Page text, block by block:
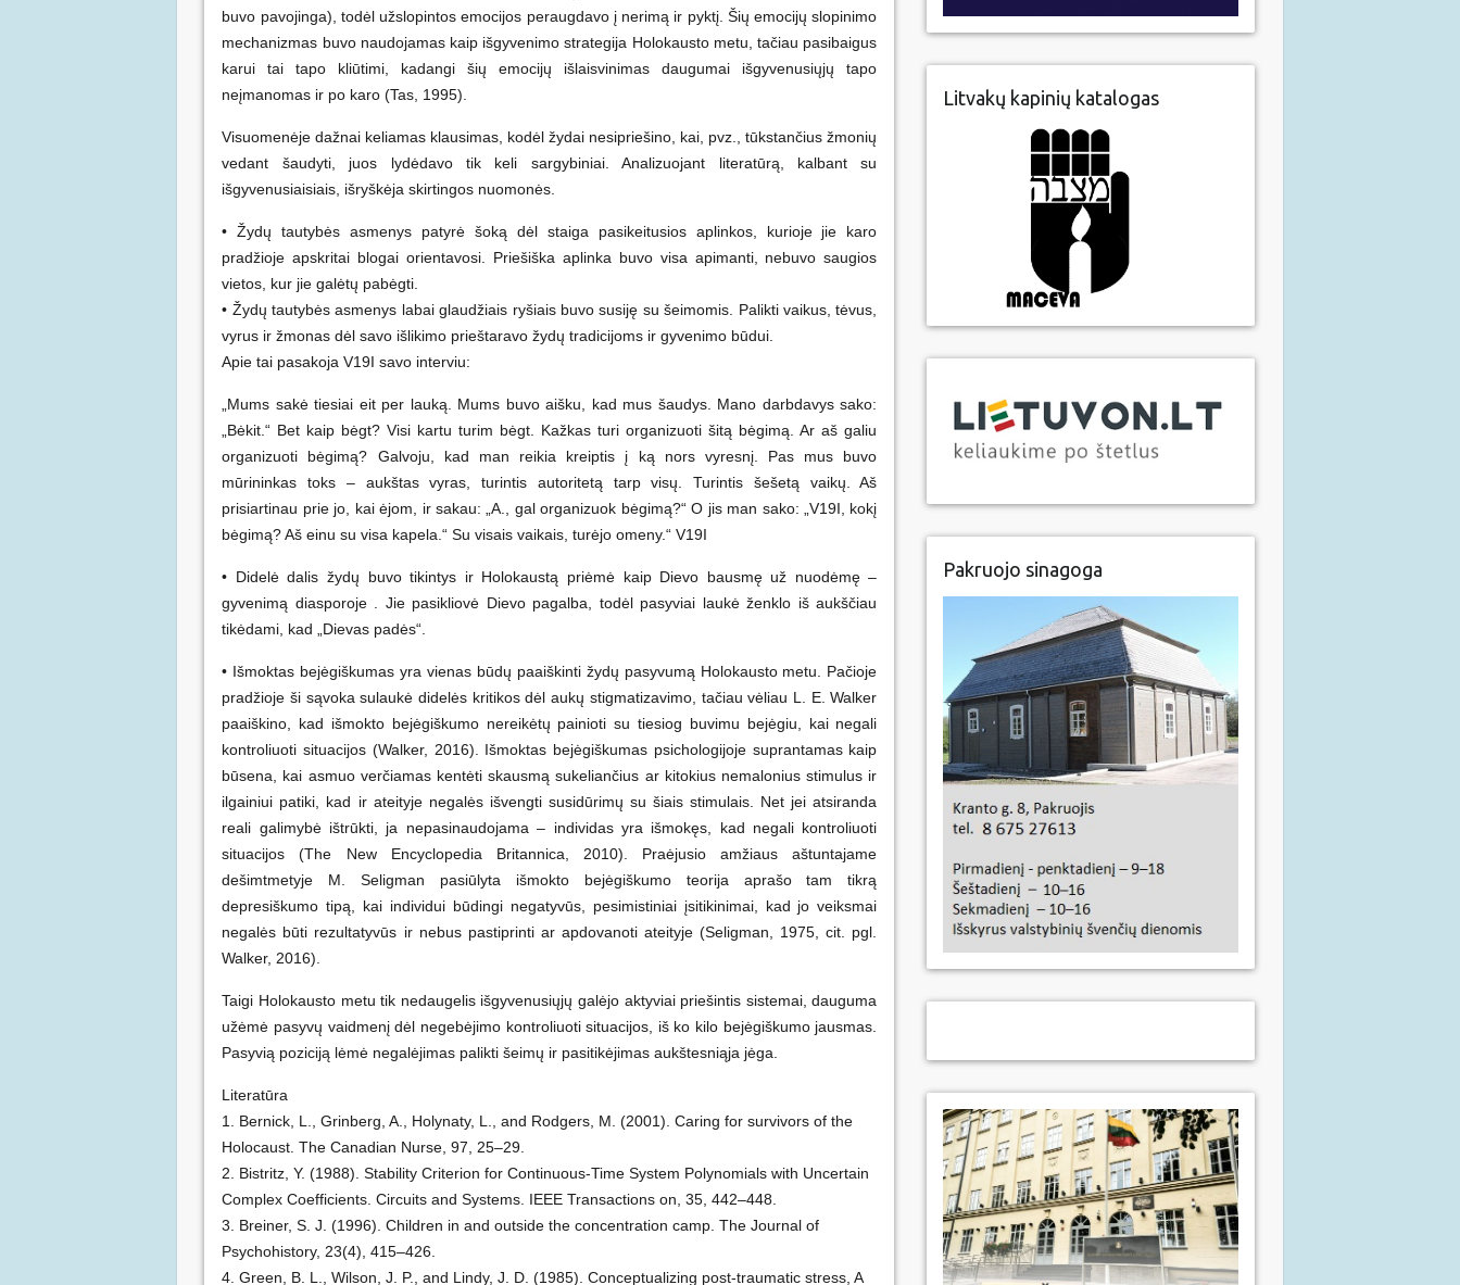
buvo pavojinga), todėl užslopintos emocijos peraugdavo į nerimą ir pyktį. Šių emocijų slopinimo
mechanizmas buvo naudojamas kaip išgyvenimo strategija Holokausto metu, tačiau pasibaigus
karui tai tapo kliūtimi, kadangi šių emocijų išlaisvinimas daugumai išgyvenusiųjų tapo
neįmanomas ir po karo (Tas, 1995).
Visuomenėje dažnai keliamas klausimas, kodėl žydai nesipriešino, kai, pvz., tūkstančius žmonių
vedant šaudyti, juos lydėdavo tik keli sargybiniai. Analizuojant literatūrą, kalbant su
išgyvenusiaisiais, išryškėja skirtingos nuomonės.
• Žydų tautybės asmenys patyrė šoką dėl staiga pasikeitusios aplinkos, kurioje jie karo
pradžioje apskritai blogai orientavosi. Priešiška aplinka buvo visa apimanti, nebuvo saugios
vietos, kur jie galėtų pabėgti.
• Žydų tautybės asmenys labai glaudžiais ryšiais buvo susiję su šeimomis. Palikti vaikus, tėvus,
vyrus ir žmonas dėl savo išlikimo prieštaravo žydų tradicijoms ir gyvenimo būdui.
Apie tai pasakoja V19I savo interviu:
„Mums sakė tiesiai eit per lauką. Mums buvo aišku, kad mus šaudys. Mano darbdavys sako:
„Bėkit.“ Bet kaip bėgt? Visi kartu turim bėgt. Kažkas turi organizuoti šitą bėgimą. Ar aš galiu
organizuoti bėgimą? Galvoju, kad man reikia kreiptis į ką nors vyresnį. Pas mus buvo
mūrininkas toks – aukštas vyras, turintis autoritetą tarp visų. Turintis šešetą vaikų. Aš
prisiartinau prie jo, kai ėjom, ir sakau: „A., gal organizuok bėgimą?“ O jis man sako: „V19I, kokį
bėgimą? Aš einu su visa kapela.“ Su visais vaikais, turėjo omeny.“ V19I
• Didelė dalis žydų buvo tikintys ir Holokaustą priėmė kaip Dievo bausmę už nuodėmę –
gyvenimą diasporoje . Jie pasikliovė Dievo pagalba, todėl pasyviai laukė ženklo iš aukščiau
tikėdami, kad „Dievas padės“.
• Išmoktas bejėgiškumas yra vienas būdų paaiškinti žydų pasyvumą Holokausto metu. Pačioje
pradžioje ši sąvoka sulaukė didelės kritikos dėl aukų stigmatizavimo, tačiau vėliau L. E. Walker
paaiškino, kad išmokto bejėgiškumo nereikėtų painioti su tiesiog buvimu bejėgiu, kai negali
kontroliuoti situacijos (Walker, 2016). Išmoktas bejėgiškumas psichologijoje suprantamas kaip
būsena, kai asmuo verčiamas kentėti skausmą sukeliančius ar kitokius nemalonius stimulus ir
ilgainiui patiki, kad ir ateityje negalės išvengti susidūrimų su šiais stimulais. Net jei atsiranda
reali galimybė ištrūkti, ja nepasinaudojama – individas yra išmokęs, kad negali kontroliuoti
situacijos (The New Encyclopedia Britannica, 2010). Praėjusio amžiaus aštuntajame
dešimtmetyje M. Seligman pasiūlyta išmokto bejėgiškumo teorija aprašo tam tikrą
depresiškumo tipą, kai individui būdingi negatyvūs, pesimistiniai įsitikinimai, kad jo veiksmai
negalės būti rezultatyvūs ir nebus pastiprinti ar apdovanoti ateityje (Seligman, 1975, cit. pgl.
Walker, 2016).
Taigi Holokausto metu tik nedaugelis išgyvenusiųjų galėjo aktyviai priešintis sistemai, dauguma
užėmė pasyvų vaidmenį dėl negebėjimo kontroliuoti situacijos, iš ko kilo bejėgiškumo jausmas.
Pasyvią poziciją lėmė negalėjimas palikti šeimų ir pasitikėjimas aukštesniąja jėga.
Literatūra
1. Bernick, L., Grinberg, A., Holynaty, L., and Rodgers, M. (2001). Caring for survivors of the
Holocaust. The Canadian Nurse, 97, 25–29.
2. Bistritz, Y. (1988). Stability Criterion for Continuous-Time System Polynomials with Uncertain
Complex Coefficients. Circuits and Systems. IEEE Transactions on, 35, 442–448.
3. Breiner, S. J. (1996). Children in and outside the concentration camp. The Journal of
Psychohistory, 23(4), 415–426.
4. Green, B. L., Wilson, J. P., and Lindy, J. D. (1985). Conceptualizing post-traumatic stress, A
Litvakų kapinių katalogas
Pakruojo sinagoga